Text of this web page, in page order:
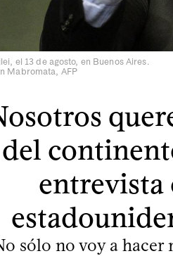
el 13 de agosto, en Buenos Aires.
Mabromata, AFP
del
entrevista
sólo no voy a